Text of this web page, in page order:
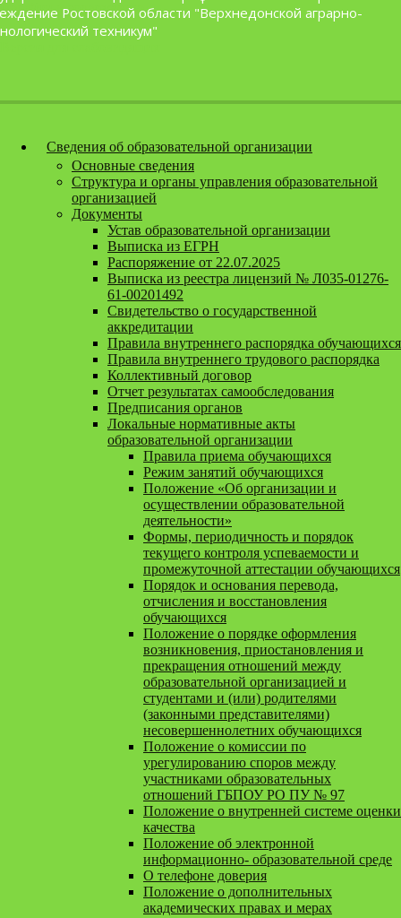
Перейти к содержанию
Ростовской области "Верхнедонской аграрно-
техникум"
Сведения об образовательной организации
Основные сведения
Структура и органы управления образовательной
организацией
Документы
Устав образовательной организации
Выписка из ЕГРН
Распоряжение от 22.07.2025
Выписка из реестра лицензий № Л035-01276-
61-00201492
Свидетельство о государственной
аккредитации
Правила внутреннего распорядка обучающихся
Правила внутреннего трудового распорядка
Коллективный договор
Отчет результатах самообследования
Предписания органов
Локальные нормативные акты
образовательной организации
Правила приема обучающихся
Режим занятий обучающихся
Положение «Об организации и
осуществлении образовательной
деятельности»
Формы, периодичность и порядок
текущего контроля успеваемости и
промежуточной аттестации обучающихся
Порядок и основания перевода,
отчисления и восстановления
обучающихся
Положение о порядке оформления
возникновения, приостановления и
прекращения отношений между
образовательной организацией и
студентами и (или) родителями
(законными представителями)
несовершеннолетних обучающихся
Положение о комиссии по
урегулированию споров между
участниками образовательных
отношений ГБПОУ РО ПУ № 97
Положение о внутренней системе оценки
качества
Положение об электронной
информационно- образовательной среде
О телефоне доверия
Положение о дополнительных
академических правах и мерах